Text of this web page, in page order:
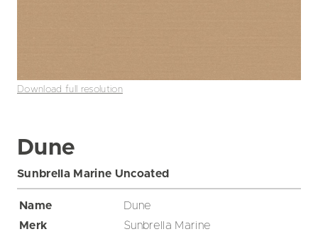
Download full resolution
Dune
Sunbrella Marine Uncoated
Name
Dune
Merk
Sunbrella Marine